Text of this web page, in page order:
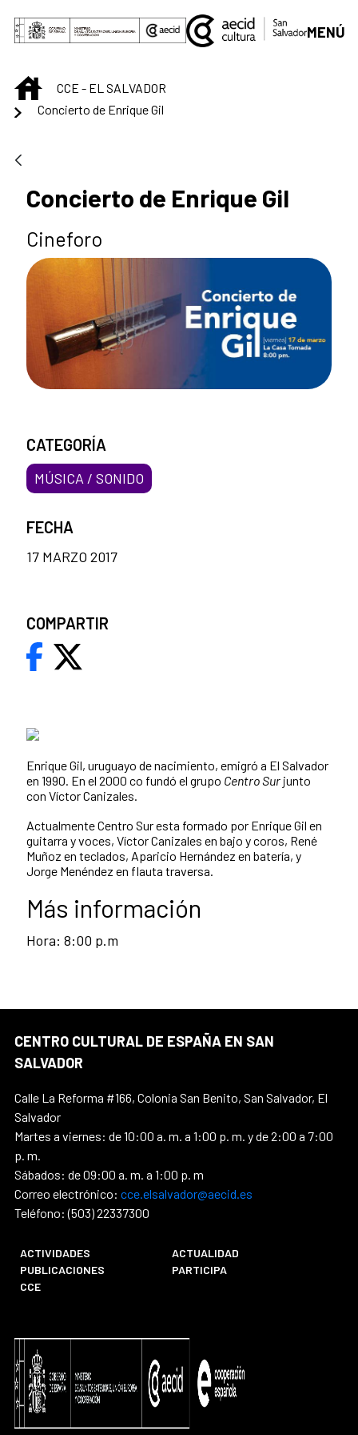
Saltar al contenido principal
MENÚ
INICIOCCE - EL SALVADOR
Concierto de Enrique Gil
Concierto de Enrique Gil
Cineforo
Enrique Gil, uruguayo de nacimiento, emigró a El Salvador
en 1990. En el 2000 co fundó el grupo Centro Sur junto
con Víctor Canizales.
Actualmente Centro Sur esta formado por Enrique Gil en
guitarra y voces, Víctor Canizales en bajo y coros, René
Muñoz en teclados, Aparicio Hernández en batería, y
Jorge Menéndez en flauta traversa.
Más información
Hora: 8:00 p.m
CATEGORÍA
MÚSICA / SONIDO
FECHA
17 MARZO 2017
COMPARTIR
CENTRO CULTURAL DE ESPAÑA EN SAN
SALVADOR
Calle La Reforma #166, Colonia San Benito, San Salvador, El
Salvador
Martes a viernes: de 10:00 a. m. a 1:00 p. m. y de 2:00 a 7:00
p. m.
Sábados: de 09:00 a. m. a 1:00 p. m
Correo electrónico: cce.elsalvador@aecid.es
Teléfono: (503) 22337300
ACTIVIDADES
ACTUALIDAD
PUBLICACIONES
PARTICIPA
CCE